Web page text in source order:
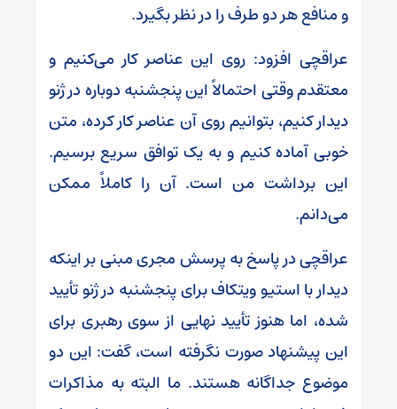
و منافع هر دو طرف را در نظر بگیرد.
عراقچی افزود: روی این عناصر کار می‌کنیم و
معتقدم وقتی احتمالاً این پنجشنبه دوباره در ژنو
دیدار کنیم، بتوانیم روی آن عناصر کار کرده، متن
خوبی آماده کنیم و به یک توافق سریع برسیم.
این برداشت من است. آن را کاملاً ممکن
می‌دانم.
عراقچی در پاسخ به پرسش مجری مبنی بر اینکه
دیدار با استیو ویتکاف برای پنجشنبه در ژنو تأیید
شده، اما هنوز تأیید نهایی از سوی رهبری برای
این پیشنهاد صورت نگرفته است، گفت: این دو
موضوع جداگانه هستند. ما البته به مذاکرات